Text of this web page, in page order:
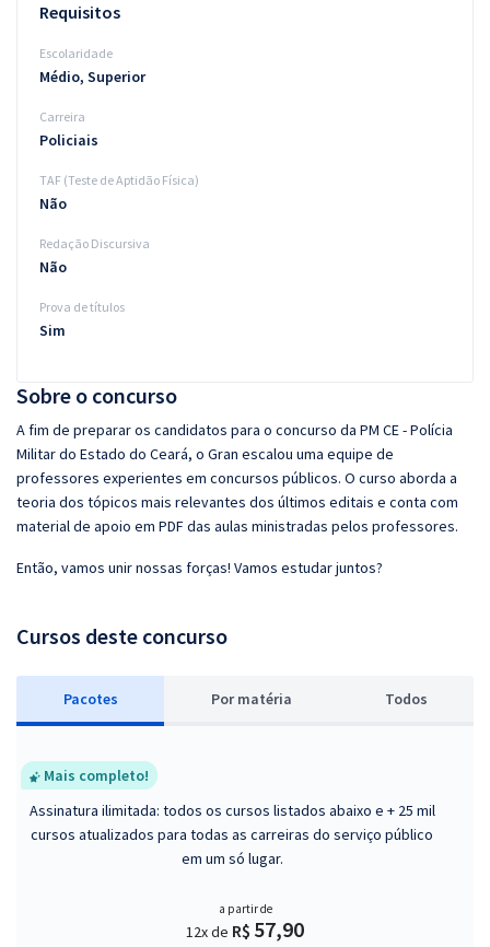
Sobre o concurso
A fim de preparar os candidatos para o concurso da PM CE - Polícia
Militar do Estado do Ceará, o Gran escalou uma equipe de
professores experientes em concursos públicos. O curso aborda a
teoria dos tópicos mais relevantes dos últimos editais e conta com
material de apoio em PDF das aulas ministradas pelos professores.
Então, vamos unir nossas forças! Vamos estudar juntos?
Cursos deste concurso
Pacotes Por matéria Todos
Mais completo!
Assinatura ilimitada: todos os cursos listados abaixo e + 25 mil
cursos atualizados para todas as carreiras do serviço público
em um só lugar.
a partir de
12x de R$ 57,90
Requisitos
Escolaridade
Médio, Superior
Carreira
Policiais
TAF (Teste de Aptidão Física)
Não
Redação Discursiva
Não
Prova de títulos
Sim